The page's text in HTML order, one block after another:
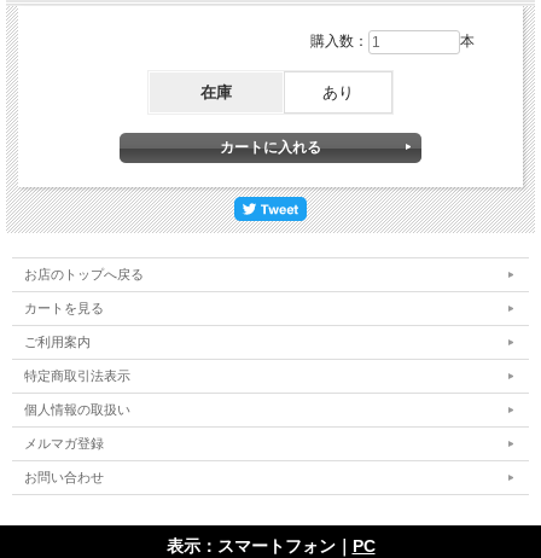
購入数： 本
在庫 あり
お店のトップへ戻る
カートを見る
ご利用案内
特定商取引法表示
個人情報の取扱い
メルマガ登録
お問い合わせ
表示：スマートフォン｜ PC